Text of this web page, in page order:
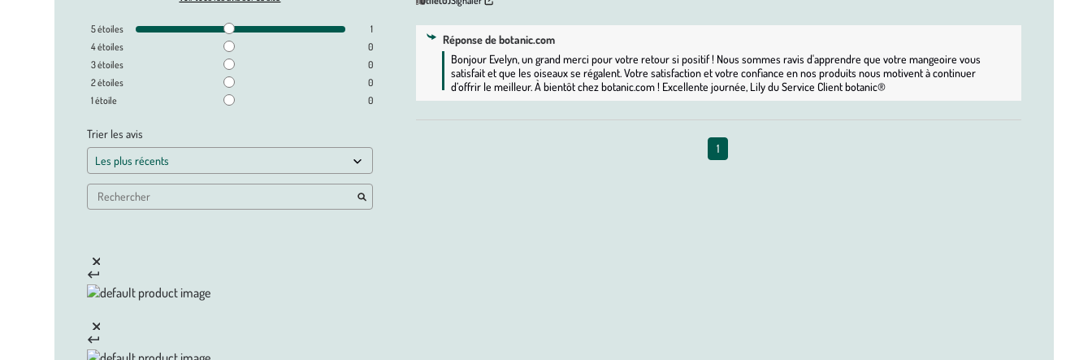
5étoiles
1
4étoiles
0
3étoiles
0
2étoiles
0
1étoile 0
Trier les avis
Réponse debotanic.com
Bonjour Evelyn, un grand merci pour votre retour si positif ! Nous sommes ravis d'apprendre que votre mangeoire vous
satisfait et que les oiseaux se régalent. Votre satisfaction et votre confiance en nos produits nous motivent à continuer
d’offrir le meilleur. À bientôt chez botanic.com ! Excellente journée, Lily du Service Client botanic®
1